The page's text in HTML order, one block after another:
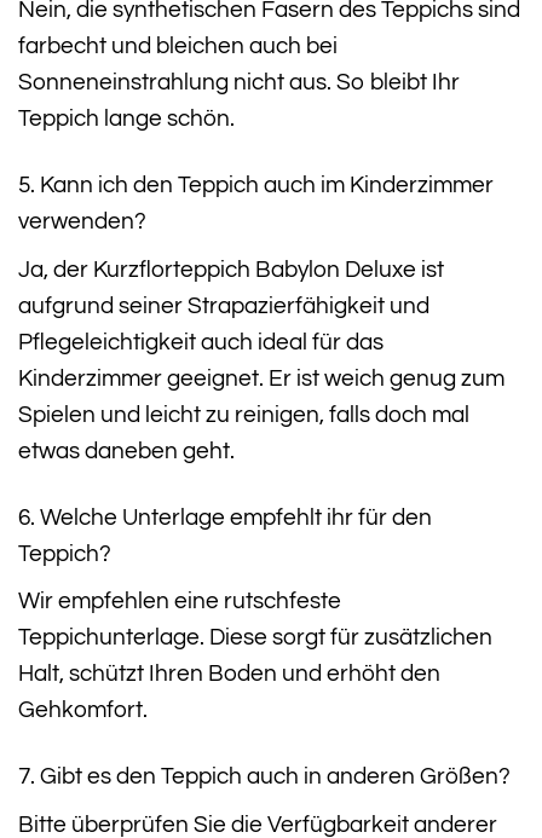
Nein, die synthetischen Fasern des Teppichs sind
farbecht und bleichen auch bei
Sonneneinstrahlung nicht aus. So bleibt Ihr
Teppich lange schön.
5. Kann ich den Teppich auch im Kinderzimmer
verwenden?
Ja, der Kurzflorteppich Babylon Deluxe ist
aufgrund seiner Strapazierfähigkeit und
Pflegeleichtigkeit auch ideal für das
Kinderzimmer geeignet. Er ist weich genug zum
Spielen und leicht zu reinigen, falls doch mal
etwas daneben geht.
6. Welche Unterlage empfehlt ihr für den
Teppich?
Wir empfehlen eine rutschfeste
Teppichunterlage. Diese sorgt für zusätzlichen
Halt, schützt Ihren Boden und erhöht den
Gehkomfort.
7. Gibt es den Teppich auch in anderen Größen?
Bitte überprüfen Sie die Verfügbarkeit anderer